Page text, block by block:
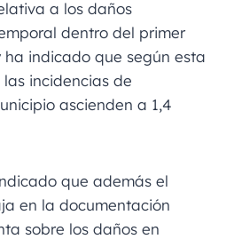
a los daños
dentro del primer
indicado que según esta
incidencias de
ascienden a 1,4
que además el
en la documentación
sobre los daños en